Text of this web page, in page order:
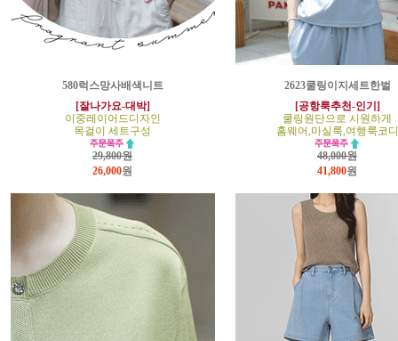
580럭스망사배색니트
[잘나가요-대박]
이중레이어드디자인
목걸이 세트구성
29,800원
26,000원
2623쿨링이지세트한벌
[공항룩추천-인기]
쿨링원단으로 시원하게
홈웨어,마실룩,여행룩코디
48,000원
41,800원